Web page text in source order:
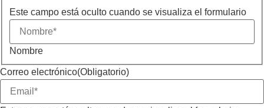
Este campo está oculto cuando se visualiza el formulario
Nombre
Correo electrónico(Obligatorio)